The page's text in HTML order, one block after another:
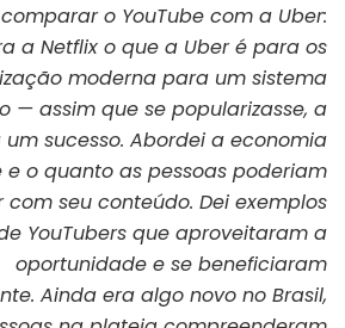
o YouTube com a Uber:
a Netflix o que a Uber é para os
moderna para um sistema
— assim que se popularizasse, a
sucesso. Abordei a economia
e o quanto as pessoas poderiam
com seu conteúdo. Dei exemplos
YouTubers que aproveitaram a
oportunidade e se beneficiaram
Ainda era algo novo no Brasil,